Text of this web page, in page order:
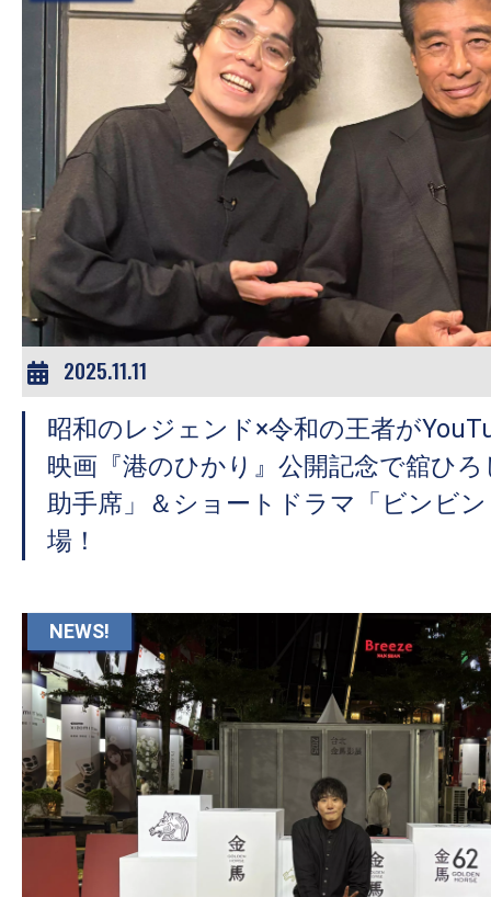
2025.11.11
昭和のレジェンド×令和の王者が
映画『港のひかり』公開記念で舘ひ
助手席」＆ショートドラマ「ビンビ
場！
NEWS!